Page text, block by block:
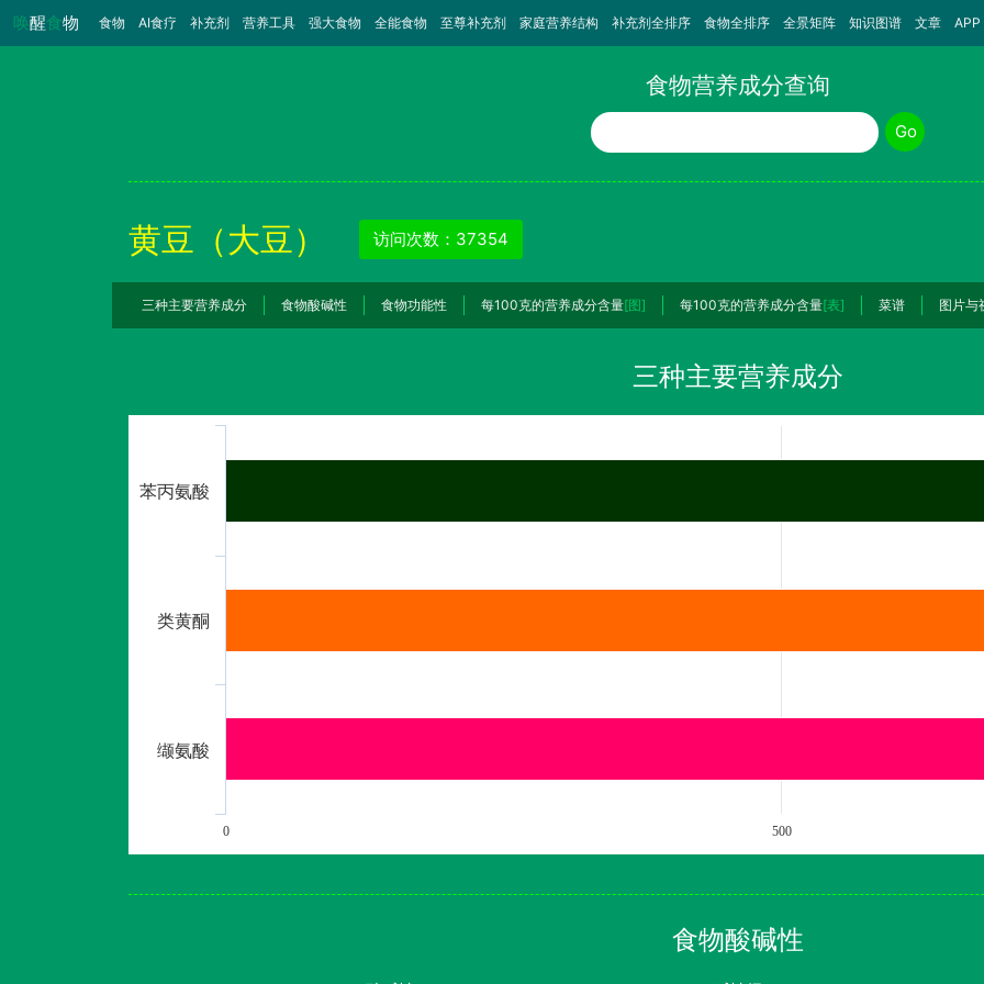
唤醒食物 食物 （当前）
AI食疗 补充剂 营养工具 强大食物 全能食物 至尊补充剂 家庭营养结构 补充剂全排序 食物全排序 全景矩阵 知识图谱 文章 APP
食物营养成分查询
食物名称
Go
黄豆（大豆） 访问次数：37354
三种主要营养成分 食物酸碱性 食物功能性 每100克的营养成分含量[图] 每100克的营养成分含量[表] 菜谱 图片与
三种主要营养成分
苯丙氨酸
类黄酮
缬氨酸
0 500
食物酸碱性